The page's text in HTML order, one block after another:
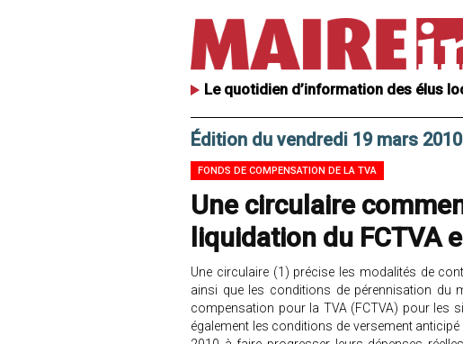
Le quotidien d’information des élus
Édition du vendredi 19 mars 2010
FONDS DE COMPENSATION DE LA TVA
Une circulaire
liquidation du FCTVA
Une circulaire (1) précise les modalités de
ainsi que les conditions de pérennisation du
compensation pour la TVA (FCTVA) pour les
également les conditions de versement